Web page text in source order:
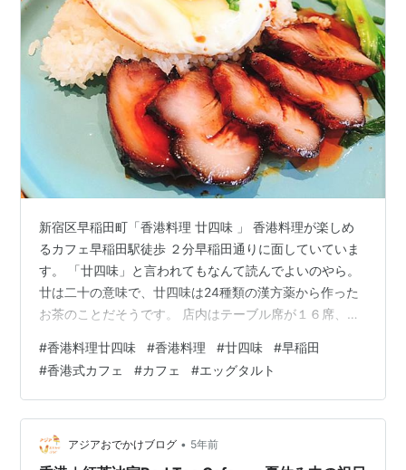
新宿区早稲田町「香港料理 廿四味 」 香港料理が楽しめ
るカフェ早稲田駅徒歩 ２分早稲田通りに面していていま
す。 「廿四味」と言われてもなんて読んでよいのやら。
廿は二十の意味で、廿四味は24種類の漢方薬から作った
お茶のことだそうです。 店内はテーブル席が１６席、カ
す。 こちらは「飯・麺・春雨スープ」のメニュー 同じよ
うに一品料理のメニュー、点心のメニュー、飲み物・デ
ザートのメニューがあります。 食べたもの 「香港XO醤
炒飯」￥980 パラパラ系で美味しいです。「香港叉焼
飯」￥980 甘辛のタレが香港中華の味 「フカヒレ餃子」
￥580 「蝦腸粉」￥…
#香港料理廿四味 #香港料理 #廿四味 #早稲田
#香港式カフェ #カフェ #エッグタルト
アジアおでかけブログ • 5年前